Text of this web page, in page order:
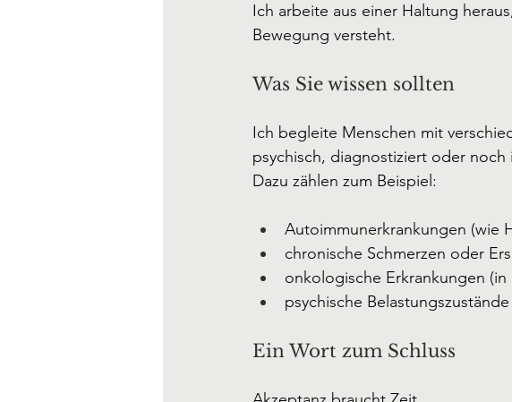
Ich arbeite aus einer Haltung
Bewegung versteht.
Was Sie wissen sollten
Ich begleite Menschen mit
psychisch, diagnostiziert oder noch
Dazu zählen zum Beispiel:
Autoimmunerkrankungen (wie
chronische Schmerzen oder
onkologische Erkrankungen
psychische Belastungszustände
Ein Wort zum Schluss